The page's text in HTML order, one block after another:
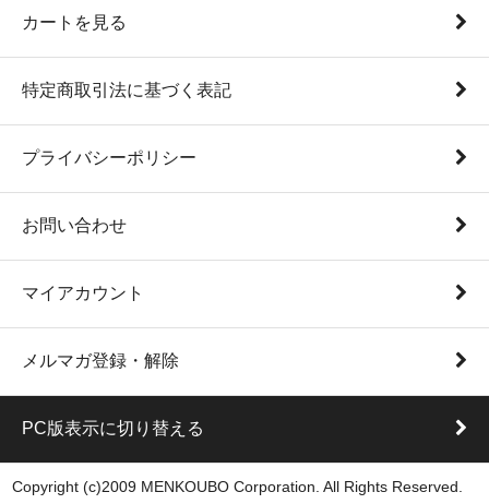
カートを見る
特定商取引法に基づく表記
プライバシーポリシー
お問い合わせ
マイアカウント
メルマガ登録・解除
PC版表示に切り替える
Copyright (c)2009 MENKOUBO Corporation. All Rights Reserved.